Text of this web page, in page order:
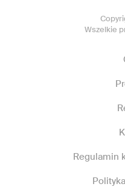
Wszelkie
Regulamin